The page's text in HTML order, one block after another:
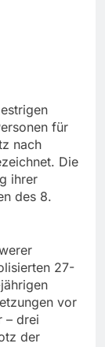
für
nach
Die
ihrer
des 8.
27-
vor
– drei
der